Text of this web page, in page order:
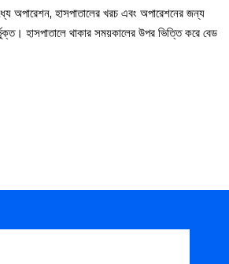
অপারেশন, হাসপাতালের খরচ এবং অপারেশনের জন্য
হাসপাতালে থাকার সময়কালের উপর ভিত্তি করে বেড